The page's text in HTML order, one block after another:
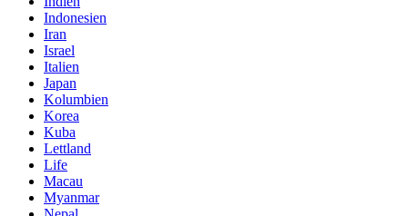
Indonesien
Iran
Israel
Italien
Japan
Kolumbien
Korea
Kuba
Lettland
Life
Macau
Myanmar